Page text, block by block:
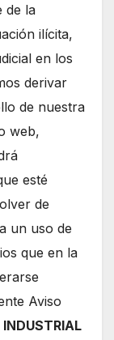
de la
ilícita,
en los
derivar
de nuestra
web,
esté
de
un uso de
que en la
Aviso
INDUSTRIAL